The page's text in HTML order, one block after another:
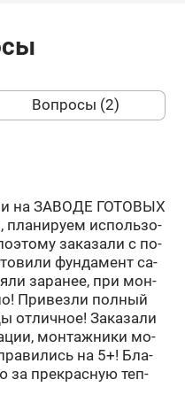
Вопросы (2)
на ЗА­ВО­ДЕ ГО­ТО­ВЫХ
ис­поль­зо­
за­ка­за­ли с по­
фун­да­мент са­
за­ра­нее, при мон­
При­вез­ли пол­ный
от­лич­ное! За­ка­за­ли
мон­таж­ни­ки мо­
на 5+! Бла­
за пре­крас­ную теп­